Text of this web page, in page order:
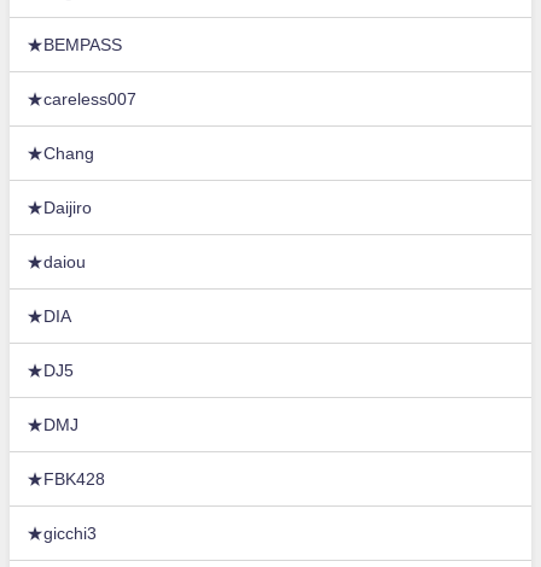
★BEMPASS
★careless007
★Chang
★Daijiro
★daiou
★DIA
★DJ5
★DMJ
★FBK428
★gicchi3